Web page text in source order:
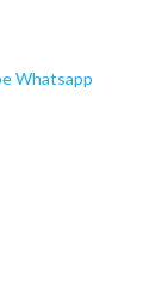
Whatsapp